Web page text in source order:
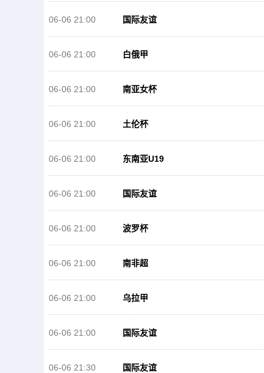
06-06 21:00 国际友谊
06-06 21:00 白俄甲
06-06 21:00 南亚女杯
06-06 21:00 土伦杯
06-06 21:00 东南亚U19
06-06 21:00 国际友谊
06-06 21:00 波罗杯
06-06 21:00 南非超
06-06 21:00 乌拉甲
06-06 21:00 国际友谊
06-06 21:30 国际友谊